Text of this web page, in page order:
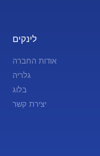
לינקים
אודות החברה
גלריה
בלוג
יצירת קשר